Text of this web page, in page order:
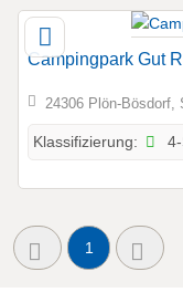
Campingpark Gut
24306 Plön-Bösdorf,
Klassifizierung:
1